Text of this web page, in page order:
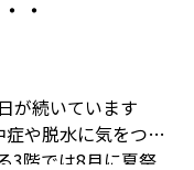
・
が続いています
や脱水に気をつけ
3階では8月に夏祭